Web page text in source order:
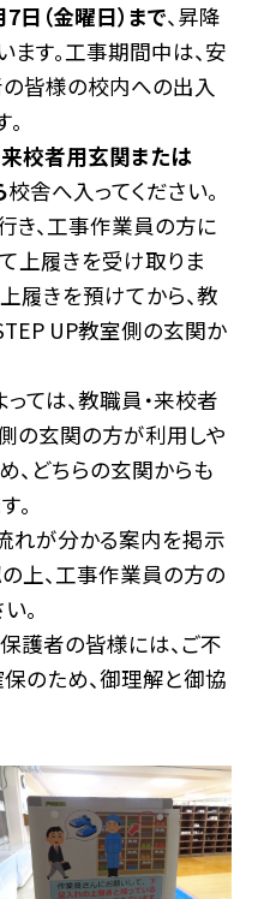
日（金曜日）まで、昇降
す。工事期間中は、安
の皆様の校内への出入
来校者用玄関または
校舎へ入ってください。
き、工事作業員の方に
上履きを受け取りま
履きを預けてから、教
UP教室側の玄関か
ては、教職員・来校者
の玄関の方が利用しや
、どちらの玄関からも
。
れが分かる案内を掲示
上、工事作業員の方の
。
護者の皆様には、ご不
のため、御理解と御協